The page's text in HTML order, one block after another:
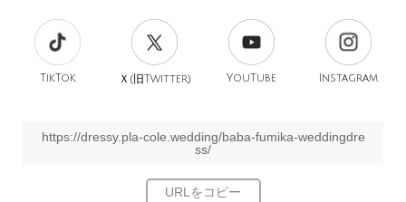
TikTok Ｘ(旧 Twitter) YouTube Instagram
https://dressy.pla-cole.wedding/baba-fumika-weddingdre
ss/